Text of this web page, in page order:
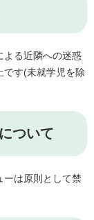
る近隣への迷惑
です(未就学児を除
ついて
は原則として禁